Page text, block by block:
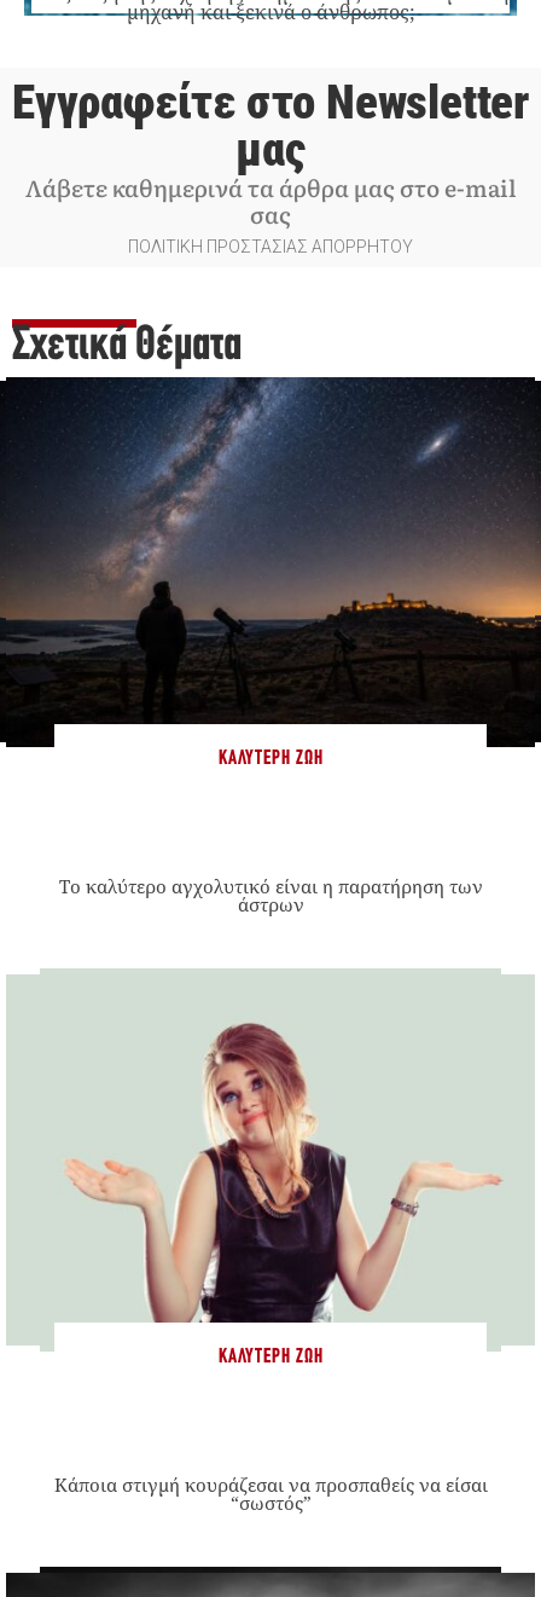
μηχανή και ξεκινά ο άνθρωπος;
Εγγραφείτε στο Newsletter
μας
Λάβετε καθημερινά τα άρθρα μας στο e-mail
σας
ΠΟΛΙΤΙΚΗ ΠΡΟΣΤΑΣΙΑΣ ΑΠΟΡΡΗΤΟΥ
Σχετικά Θέματα
ΚΑΛΎΤΕΡΗ ΖΩΉ
Το καλύτερο αγχολυτικό είναι η παρατήρηση των
άστρων
ΚΑΛΎΤΕΡΗ ΖΩΉ
Κάποια στιγμή κουράζεσαι να προσπαθείς να είσαι
“σωστός”